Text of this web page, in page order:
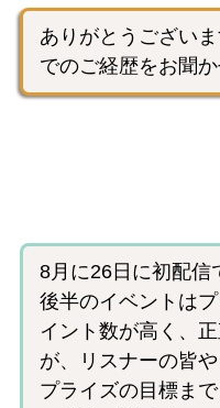
ありがとうござい
でのご経歴をお聞か
8月に26日に初配信
後半のイベントは
イント数が高く、
が、リスナーの皆
プライズの目標ま